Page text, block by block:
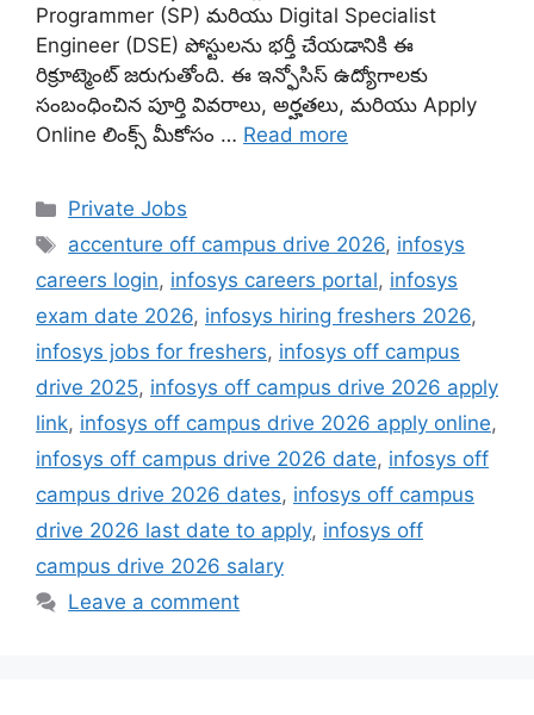
Programmer (SP) మరియు Digital Specialist
Engineer (DSE) పోస్టులను భర్తీ చేయడానికి ఈ
రిక్రూట్మెంట్ జరుగుతోంది. ఈ ఇన్ఫోసిస్ ఉద్యోగాలకు
సంబంధించిన పూర్తి వివరాలు, అర్హతలు, మరియు Apply
Online లింక్స్ మీకోసం … Read more
Categories
Private Jobs
Tags
accenture off campus drive 2026, infosys
careers login, infosys careers portal, infosys
exam date 2026, infosys hiring freshers 2026,
infosys jobs for freshers, infosys off campus
drive 2025, infosys off campus drive 2026 apply
link, infosys off campus drive 2026 apply online,
infosys off campus drive 2026 date, infosys off
campus drive 2026 dates, infosys off campus
drive 2026 last date to apply, infosys off
campus drive 2026 salary
Leave a comment